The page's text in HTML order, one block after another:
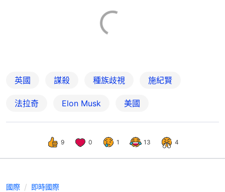
英國 謀殺 種族歧視 施紀賢
法拉奇 Elon Musk 美國
9 0 1 13 4
國際 即時國際